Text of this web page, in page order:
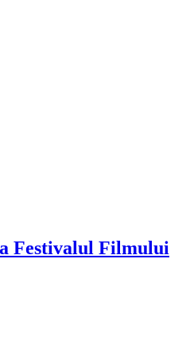
Festivalul Filmului